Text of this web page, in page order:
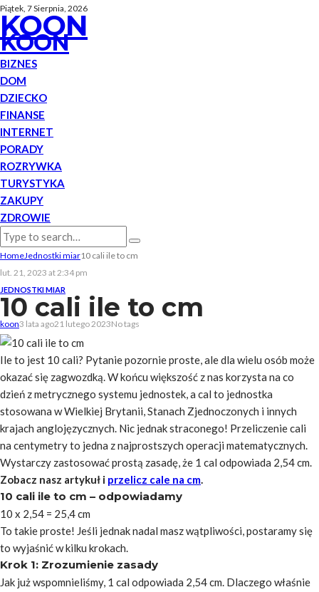
Piątek, 7 Sierpnia, 2026
KOON
KOON
BIZNES
DOM
DZIECKO
FINANSE
INTERNET
PORADY
ROZRYWKA
TURYSTYKA
ZAKUPY
ZDROWIE
HomeJednostki miar10 cali ile to cm
lut. 21, 2023 at 2:34 pm
JEDNOSTKI MIAR
10 cali ile to cm
koon3 lata ago21 lutego 2023No tags
Ile to jest 10 cali? Pytanie pozornie proste, ale dla wielu osób może
okazać się zagwozdką. W końcu większość z nas korzysta na co
dzień z metrycznego systemu jednostek, a cal to jednostka
stosowana w Wielkiej Brytanii, Stanach Zjednoczonych i innych
krajach anglojęzycznych. Nic jednak straconego! Przeliczenie cali
na centymetry to jedna z najprostszych operacji matematycznych.
Wystarczy zastosować prostą zasadę, że 1 cal odpowiada 2,54 cm.
Zobacz nasz artykuł i przelicz cale na cm.
10 cali ile to cm – odpowiadamy
10 x 2,54 = 25,4 cm
To takie proste! Jeśli jednak nadal masz wątpliwości, postaramy się
to wyjaśnić w kilku krokach.
Krok 1: Zrozumienie zasady
Jak już wspomnieliśmy, 1 cal odpowiada 2,54 cm. Dlaczego właśnie